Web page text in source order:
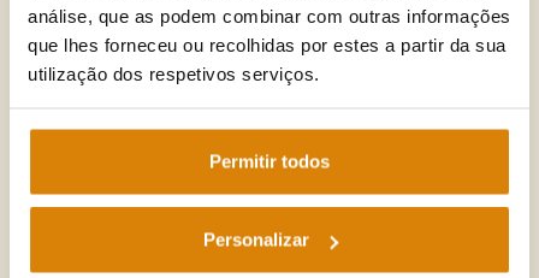
análise, que as podem combinar com outras informações
que lhes forneceu ou recolhidas por estes a partir da sua
utilização dos respetivos serviços.
Permitir todos
Personalizar
Esta abordagem ética de desenvolvimento
mobiliza todos os colaboradores da emeisno seu
trabalho junto dos residentes e utentes.
está empenhado na Melhoria Contínua da
Qualidade dos seus Cuidados e Serviços e na
prosseguidos pela nossa Política de Qualidade e